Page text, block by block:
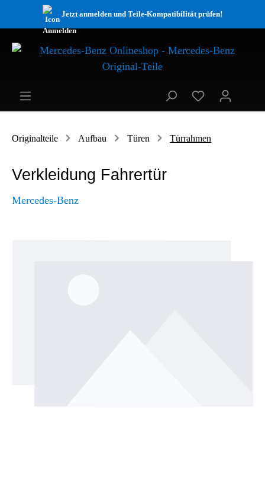
Jetzt anmelden und Teile-Kompatibilität prüfen!
Originalteile Aufbau Türen Türrahmen
Verkleidung Fahrertür
Mercedes-Benz